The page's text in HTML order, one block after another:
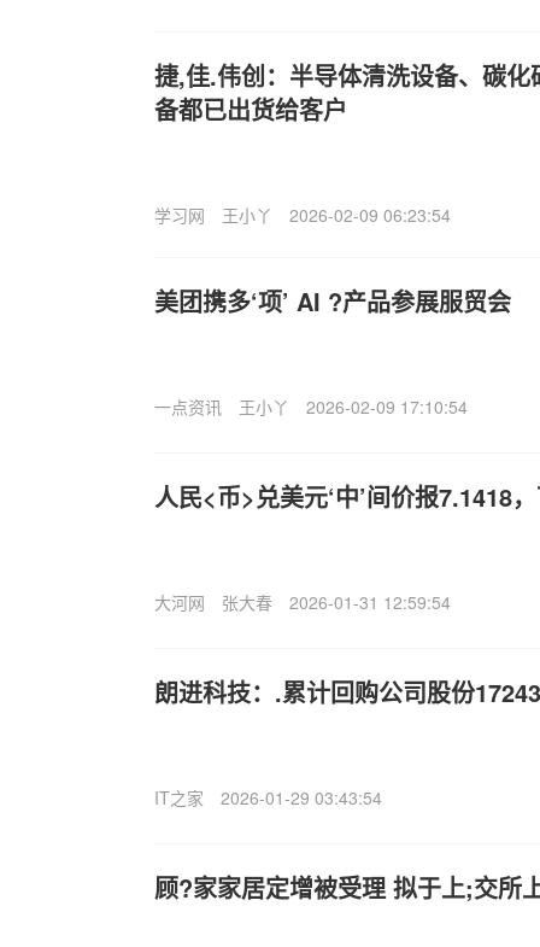
捷,佳.伟创：半导体清洗设备、碳
备都已出货给客户
学习网 王小丫 2026-02-09 06:23:54
美团携多‘项’ AI ?产品参展服贸会
一点资讯 王小丫 2026-02-09 17:10:54
人民<币>兑美元‘中’间价报7.1418
大河网 张大春 2026-01-31 12:59:54
朗进科技：.累计回购公司股份
IT之家 2026-01-29 03:43:54
顾?家家居定增被受理 拟于上;交所